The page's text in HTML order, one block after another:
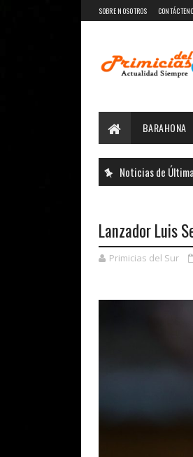
SOBRE NOSOTROS
BARAHONA
Noticias de
Lanzador Luis
Primicias del Sur